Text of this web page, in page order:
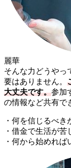
麗華
そんな力どうやっ
要はありません。
大丈夫です。参加
の情報など共有で
・何を信じるべ
・借金で生活が苦
・何から始めれ